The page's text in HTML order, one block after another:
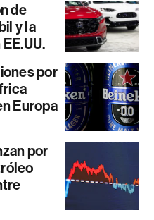
de
y la
por
Europa
por